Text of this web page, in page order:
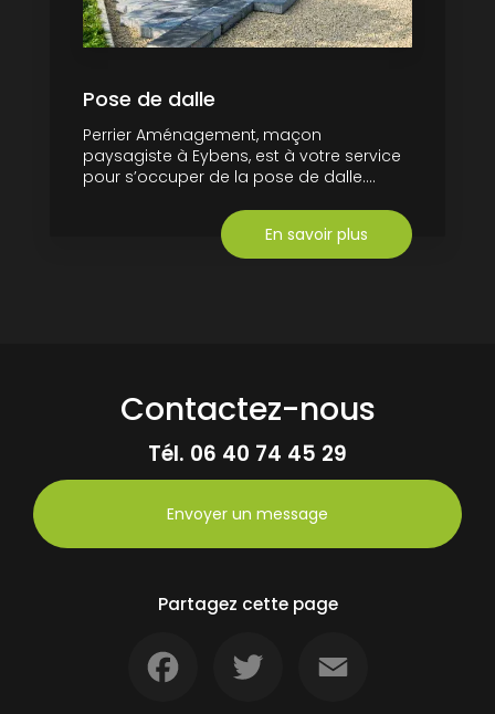
Pose de dalle
Perrier Aménagement, maçon
paysagiste à Eybens, est à votre service
pour s’occuper de la pose de dalle....
En savoir plus
Contactez-nous
Tél. 06 40 74 45 29
Envoyer un message
Partagez cette page